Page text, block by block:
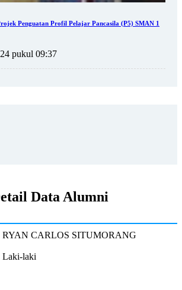
Penguatan Profil Pelajar Pancasila (P5) SMAN 1
pukul 09:37
Data Alumni
RYAN CARLOS SITUMORANG
Laki-laki